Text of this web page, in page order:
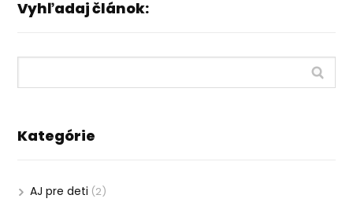
Vyhľadaj článok:
Kategórie
AJ pre deti (2)